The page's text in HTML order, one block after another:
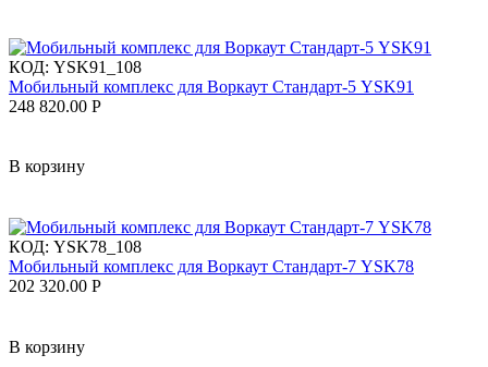
КОД: YSK91_108
Мобильный комплекс для Воркаут Стандарт-5 YSK91
248 820.00 Р
В корзину
КОД: YSK78_108
Мобильный комплекс для Воркаут Стандарт-7 YSK78
202 320.00 Р
В корзину